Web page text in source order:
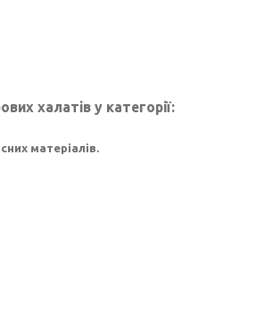
халатів у категорії:
матеріалів.